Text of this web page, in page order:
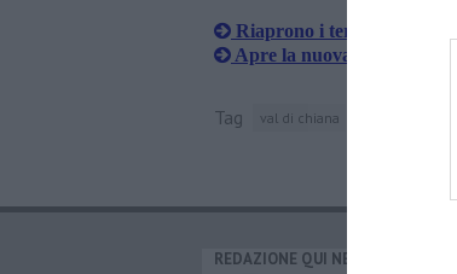
Riaprono i termini per il
Apre la nuova stagione del
Tag val di chiana
REDAZIONE QUI NEWS